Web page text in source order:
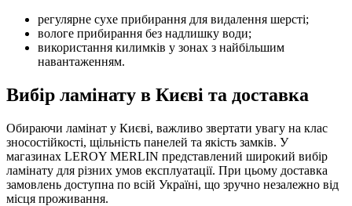
регулярне сухе прибирання для видалення шерсті;
вологе прибирання без надлишку води;
використання килимків у зонах з найбільшим
навантаженням.
Вибір ламінату в Києві та доставка
Обираючи ламінат у Києві, важливо звертати увагу на клас
зносостійкості, щільність панелей та якість замків. У
магазинах LEROY MERLIN представлений широкий вибір
ламінату для різних умов експлуатації. При цьому доставка
замовлень доступна по всій Україні, що зручно незалежно від
місця проживання.